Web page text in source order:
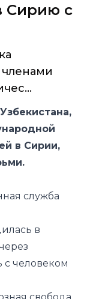
Сирию с
членами
в Сирии,
служба
в
человеком